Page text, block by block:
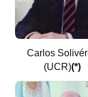
Bariloche,
REFORMA DE
Carlos
(UCR)(*)